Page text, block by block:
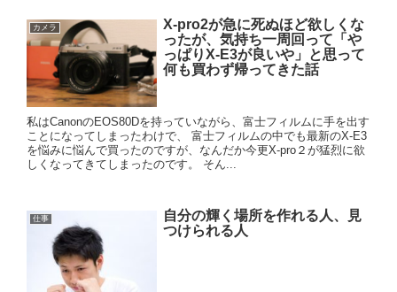
カメラ
X-pro2が急に死ぬほど欲しくな
ったが、気持ち一周回って「や
っぱりX-E3が良いや」と思って
何も買わず帰ってきた話
私はCanonのEOS80Dを持っていながら、富士フィルムに手を出す
ことになってしまったわけで、 富士フィルムの中でも最新のX-E3
を悩みに悩んで買ったのですが、なんだか今更X-pro２が猛烈に欲
しくなってきてしまったのです。 そん...
仕事
自分の輝く場所を作れる人、見
つけられる人